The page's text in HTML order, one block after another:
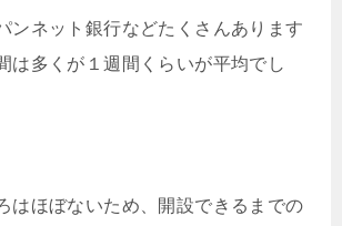
ンネット銀行などたくさんあります
は多くが１週間くらいが平均でし
はほぼないため、開設できるまでの